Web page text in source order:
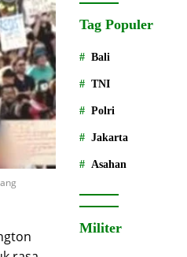
Tag Populer
Bali
TNI
Polri
Jakarta
Asahan
Militer